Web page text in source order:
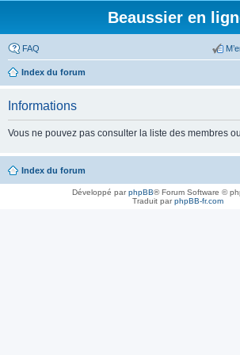
Beaussier en
FAQ
Index du forum
Informations
Vous ne pouvez pas consulter la liste des membres
Index du forum
Développé parphpBB® Forum Software ©
Traduit parphpBB-fr.com